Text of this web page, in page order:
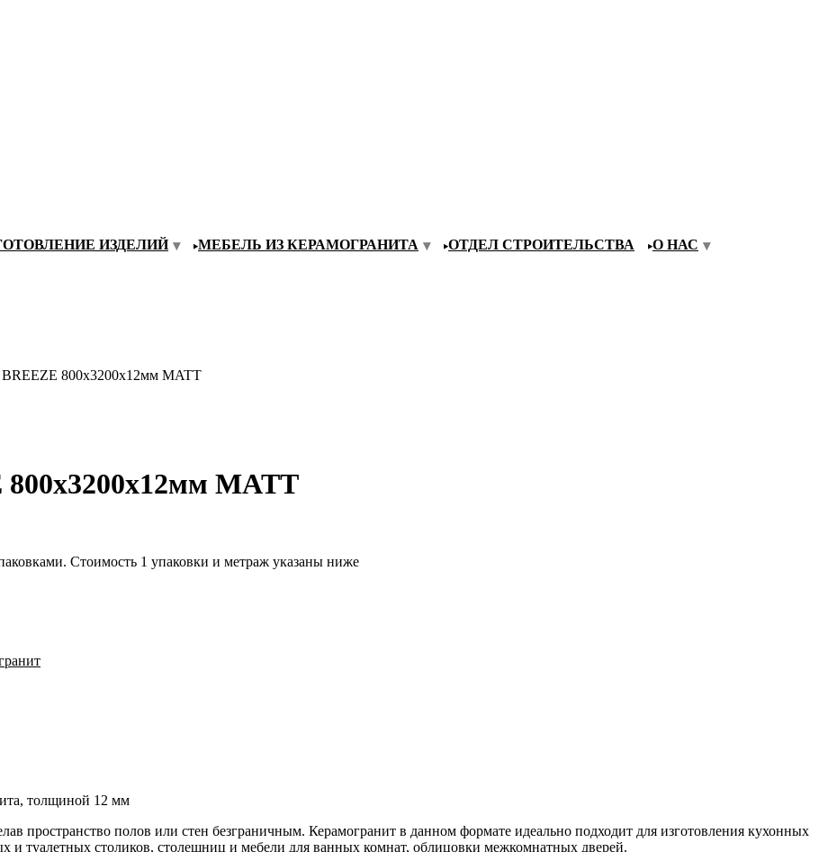
ИЗДЕЛИЙ МЕБЕЛЬ ИЗ КЕРАМОГРАНИТА ОТДЕЛ СТРОИТЕЛЬСТВА
О НАС
800х3200х12мм MATT
MATT
Стоимость 1 упаковки и метраж указаны ниже
толщиной 12 мм
пространство полов или стен безграничным. Керамогранит в данном формате идеально подходит для изготовления кухонных
и туалетных столиков, столешниц и мебели для ванных комнат, облицовки межкомнатных дверей.